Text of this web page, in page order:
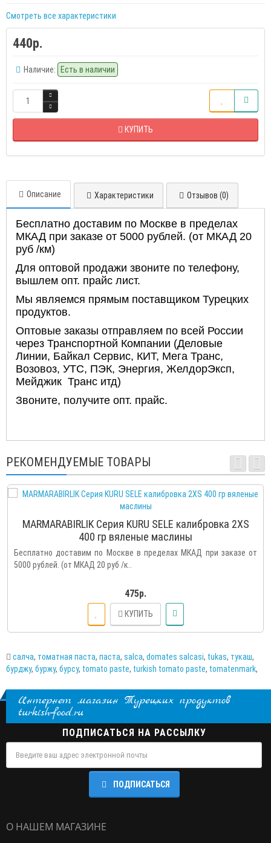
Смотреть все характеристики
440р.
Наличие: Есть в наличии
КУПИТЬ
Описание Характеристики Отзывов (0)
Бесплатно доставим по Москве в пределах
МКАД при заказе от 5000 рублей. (от МКАД 20
руб /км)
Для оптовой продажи звоните по телефону,
вышлем опт. прайс лист.
Мы являемся прямым поставщиком Турецких
продуктов.
Оптовые заказы отправляем по всей России
через Транспортной Компании (Деловые
Линии, Байкал Сервис, КИТ, Мега Транс,
Возовоз, УТС, ПЭК, Энергия, ЖелдорЭксп,
Мейджик Транс итд)
Звоните, получите опт. прайс.
РЕКОМЕНДУЕМЫЕ ТОВАРЫ
MARMARABIRLIK Серия KURU SELE калибровка 2XS
400 гр вяленые маслины
Бесплатно доставим по Москве в пределах МКАД при заказе от
5000 рублей. (от МКАД 20 руб /к..
475р.
КУПИТЬ
салча, томатная паста, паста, salca, domates salcasi, tukas, тукаш,
бурджу, буржу, бурсу, tomato paste, turkish tomato paste, tomatenmark,
Интернет магазин Турецких продуктов
turkish-food.ru
ПОДПИСАТЬСЯ НА РАССЫЛКУ
ПОДПИСАТЬСЯ
О НАШЕМ МАГАЗИНЕ